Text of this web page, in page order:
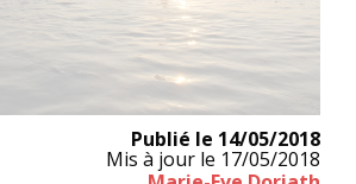
Publié le 14/05/2018
Mis à jour le 17/05/2018